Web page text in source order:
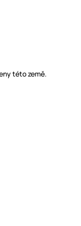
této země.